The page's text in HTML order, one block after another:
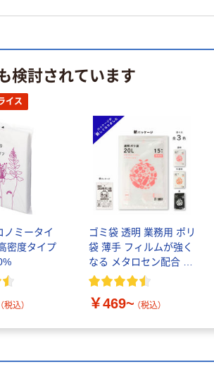
検討されています
イス
ノミータイ
密度タイプ
（税込）
ゴミ袋 透明 業務用 ポリ
袋 薄手 フィルムが強く
なる メタロセン配合 伊
藤忠リーテイルリンク
￥469~ （税込）